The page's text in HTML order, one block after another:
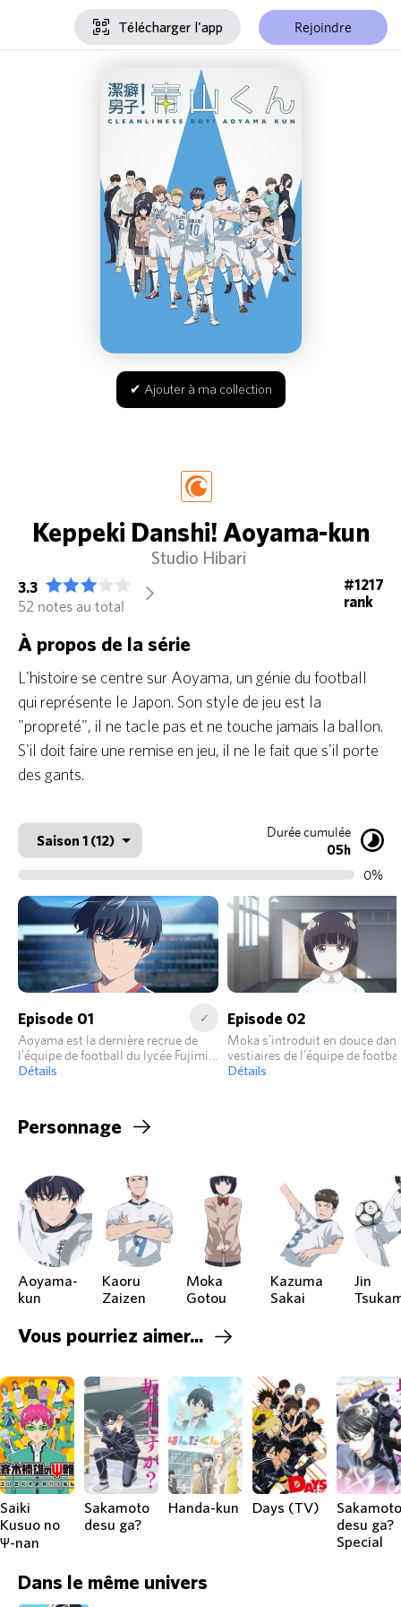
Télécharger l'app Rejoindre
✔ Ajouter à ma collection
Keppeki Danshi! Aoyama-kun
Studio Hibari
3.3
52 notes au total
arrow_forward_ios
#1217
rank
À propos de la série
L'histoire se centre sur Aoyama, un génie du football
qui représente le Japon. Son style de jeu est la
"propreté", il ne tacle pas et ne touche jamais la ballon.
S'il doit faire une remise en jeu, il ne le fait que s'il porte
des gants.
Durée cumulée
05h
0%
Episode 01 ✓
Aoyama est la dernière recrue de
l’équipe de football du lycée Fujimi,
et son talent fait vite de l’ombre à
propreté et évite tout ce qui peut le
salir. L’équipe va devoir avancer avec
Détails
Episode 02
Moka s’introduit en douce
vestiaires de l’équipe de
pour faire quotidiennement le
Détails
Personnage
Aoyama-
kun
Kaoru
Zaizen
Moka
Gotou
Kazuma
Sakai
Jin
Vous pourriez aimer...
Saiki
Kusuo no
Ψ-nan
Sakamoto
desu ga?
Handa-kun Days (TV)
Sakamoto
desu ga?
Special
Dans le même univers